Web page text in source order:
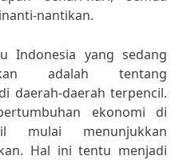
nantikan.
Indonesia yang sedang
adalah tentang
daerah-daerah terpencil.
ekonomi di
mulai menunjukkan
Hal ini tentu menjadi